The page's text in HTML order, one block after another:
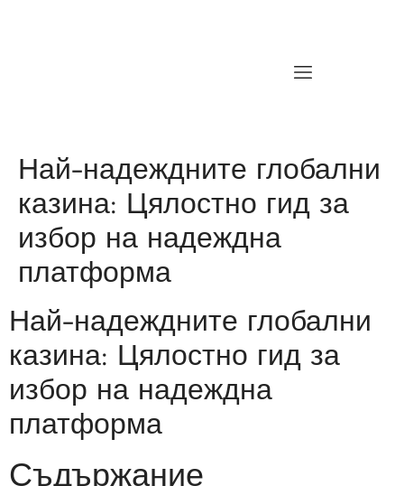
Най-надеждните глобални
казина: Цялостно гид за
избор на надеждна
платформа
Най-надеждните глобални
казина: Цялостно гид за
избор на надеждна
платформа
Съдържание